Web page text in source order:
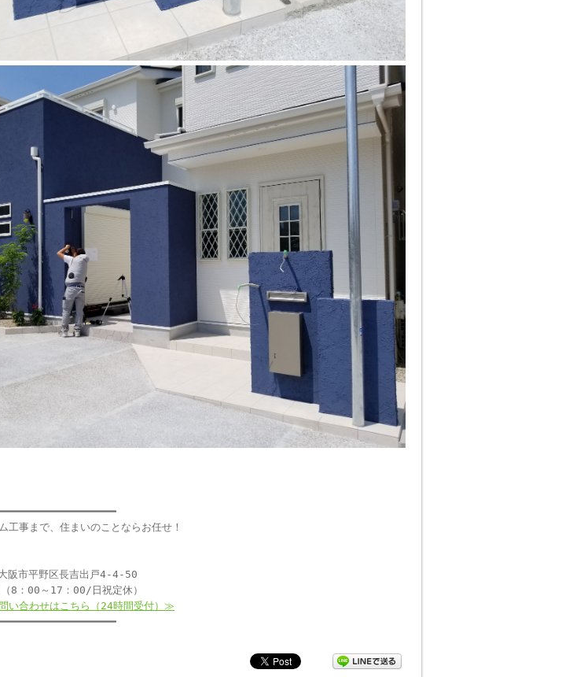
工事まで、住まいのことならお任せ！
市平野区長吉出戸4-4-50
8：00～17：00/日祝定休）
い合わせはこちら（24時間受付）≫